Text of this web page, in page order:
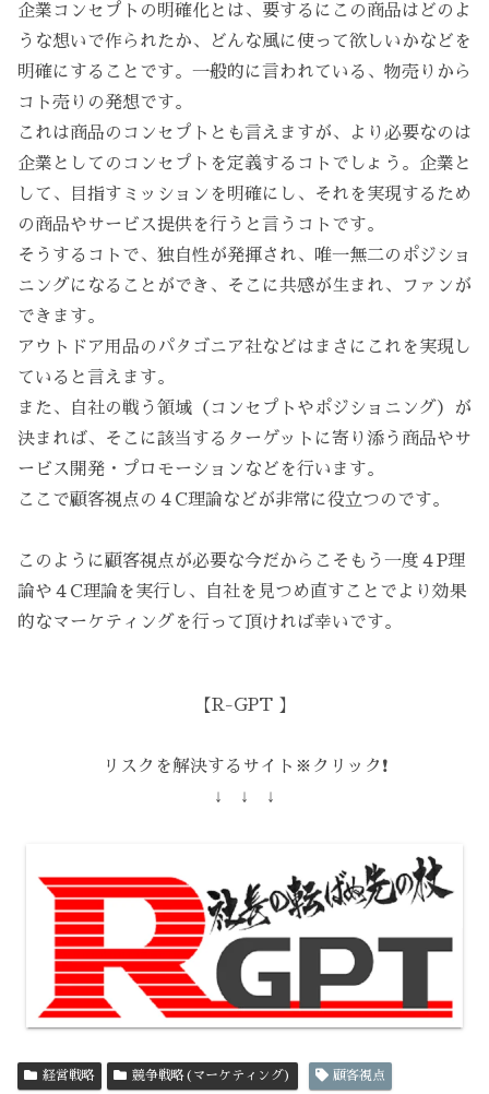
企業コンセプトの明確化とは、要するにこの商品はどのよ
うな想いで作られたか、どんな風に使って欲しいかなどを
明確にすることです。一般的に言われている、物売りから
コト売りの発想です。
これは商品のコンセプトとも言えますが、より必要なのは
企業としてのコンセプトを定義するコトでしょう。企業と
して、目指すミッションを明確にし、それを実現するため
の商品やサービス提供を行うと言うコトです。
そうするコトで、独自性が発揮され、唯一無二のポジショ
ニングになることができ、そこに共感が生まれ、ファンが
できます。
アウトドア用品のパタゴニア社などはまさにこれを実現し
ていると言えます。
また、自社の戦う領域（コンセプトやポジショニング）が
決まれば、そこに該当するターゲットに寄り添う商品やサ
ービス開発・プロモーションなどを行います。
ここで顧客視点の４C理論などが非常に役立つのです。
このように顧客視点が必要な今だからこそもう一度４P理
論や４C理論を実行し、自社を見つめ直すことでより効果
的なマーケティングを行って頂ければ幸いです。
【R-GPT 】
リスクを解決するサイト※クリック❗️
↓ ↓ ↓
経営戦略 競争戦略(マーケティング) 顧客視点